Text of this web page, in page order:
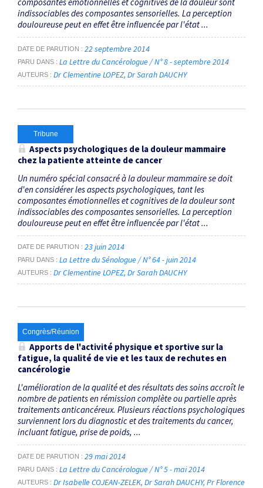
indissociables des composantes sensorielles. La perception
douloureuse peut en effet être influencée par l'état ...
DATE DE PARUTION 22 septembre 2014
PARU DANS La Lettre du Cancérologue / N° 8 - septembre 2014
AUTEURS Dr Clementine LOPEZ Dr Sarah DAUCHY
Tribune
Aspects psychologiques de la douleur mammaire
chez la patiente atteinte de cancer
Un numéro spécial consacré à la douleur mammaire se doit
d'en considérer les aspects psychologiques, tant les
composantes émotionnelles et cognitives de la douleur sont
indissociables des composantes sensorielles. La perception
douloureuse peut en effet être influencée par l'état ...
DATE DE PARUTION 23 juin 2014
PARU DANS La Lettre du Sénologue / N° 64 - juin 2014
AUTEURS Dr Clementine LOPEZ Dr Sarah DAUCHY
Congrès/Réunion
Apports de l'activité physique et sportive sur la
fatigue, la qualité de vie et les taux de rechutes en
cancérologie
L'amélioration de la qualité et des résultats des soins accroît le
nombre de patients en rémission complète ou partielle après
traitements anticancéreux. Plusieurs réactions psychologiques
surviennent lors du diagnostic et des traitements du cancer,
incluant fatigue, prise de poids, ...
DATE DE PARUTION 29 mai 2014
PARU DANS La Lettre du Cancérologue / N° 5 - mai 2014
AUTEURS Dr Isabelle COJEAN-ZELEK Dr Sarah DAUCHY Pr Florence